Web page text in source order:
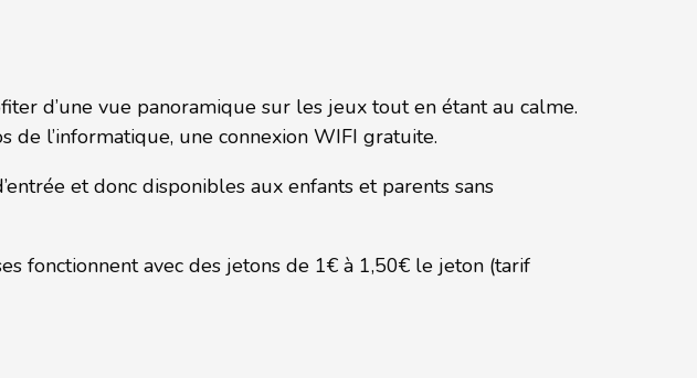
d’une vue panoramique sur les jeux tout en étant au calme.
de l’informatique, une connexion WIFI gratuite.
et donc disponibles aux enfants et parents sans
fonctionnent avec des jetons de 1€ à 1,50€ le jeton (tarif